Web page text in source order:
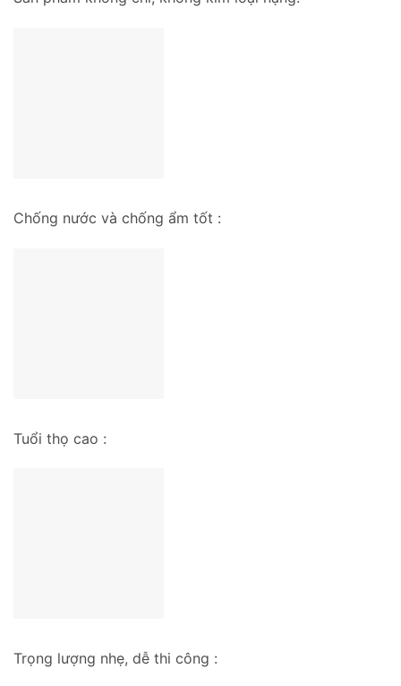
Chống nước và chống ẩm tốt :
Tuổi thọ cao :
Trọng lượng nhẹ, dễ thi công :